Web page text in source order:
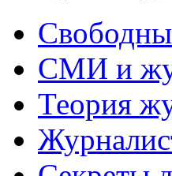
СМИ и
Теория